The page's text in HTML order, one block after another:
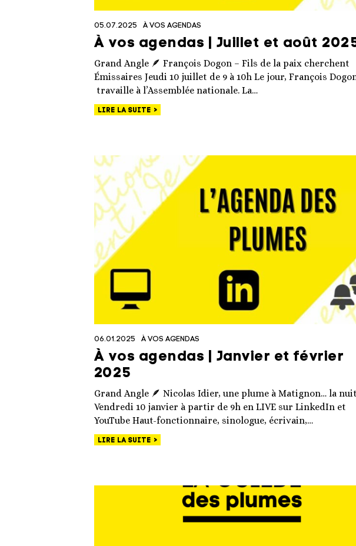
05.07.2025 À VOS AGENDAS
À vos agendas | Juillet et août
Grand Angle 🪶 François Dogon – Fils de la paix cherchent
Émissaires Jeudi 10 juillet de 9 à 10h Le jour, François
travaille à l’Assemblée nationale. La…
LIRE LA SUITE
06.01.2025 À VOS AGENDAS
À vos agendas | Janvier et février
2025
Grand Angle 🪶 Nicolas Idier, une plume à Matignon… la
Vendredi 10 janvier à partir de 9h en LIVE sur LinkedIn et
YouTube Haut-fonctionnaire, sinologue, écrivain,…
LIRE LA SUITE